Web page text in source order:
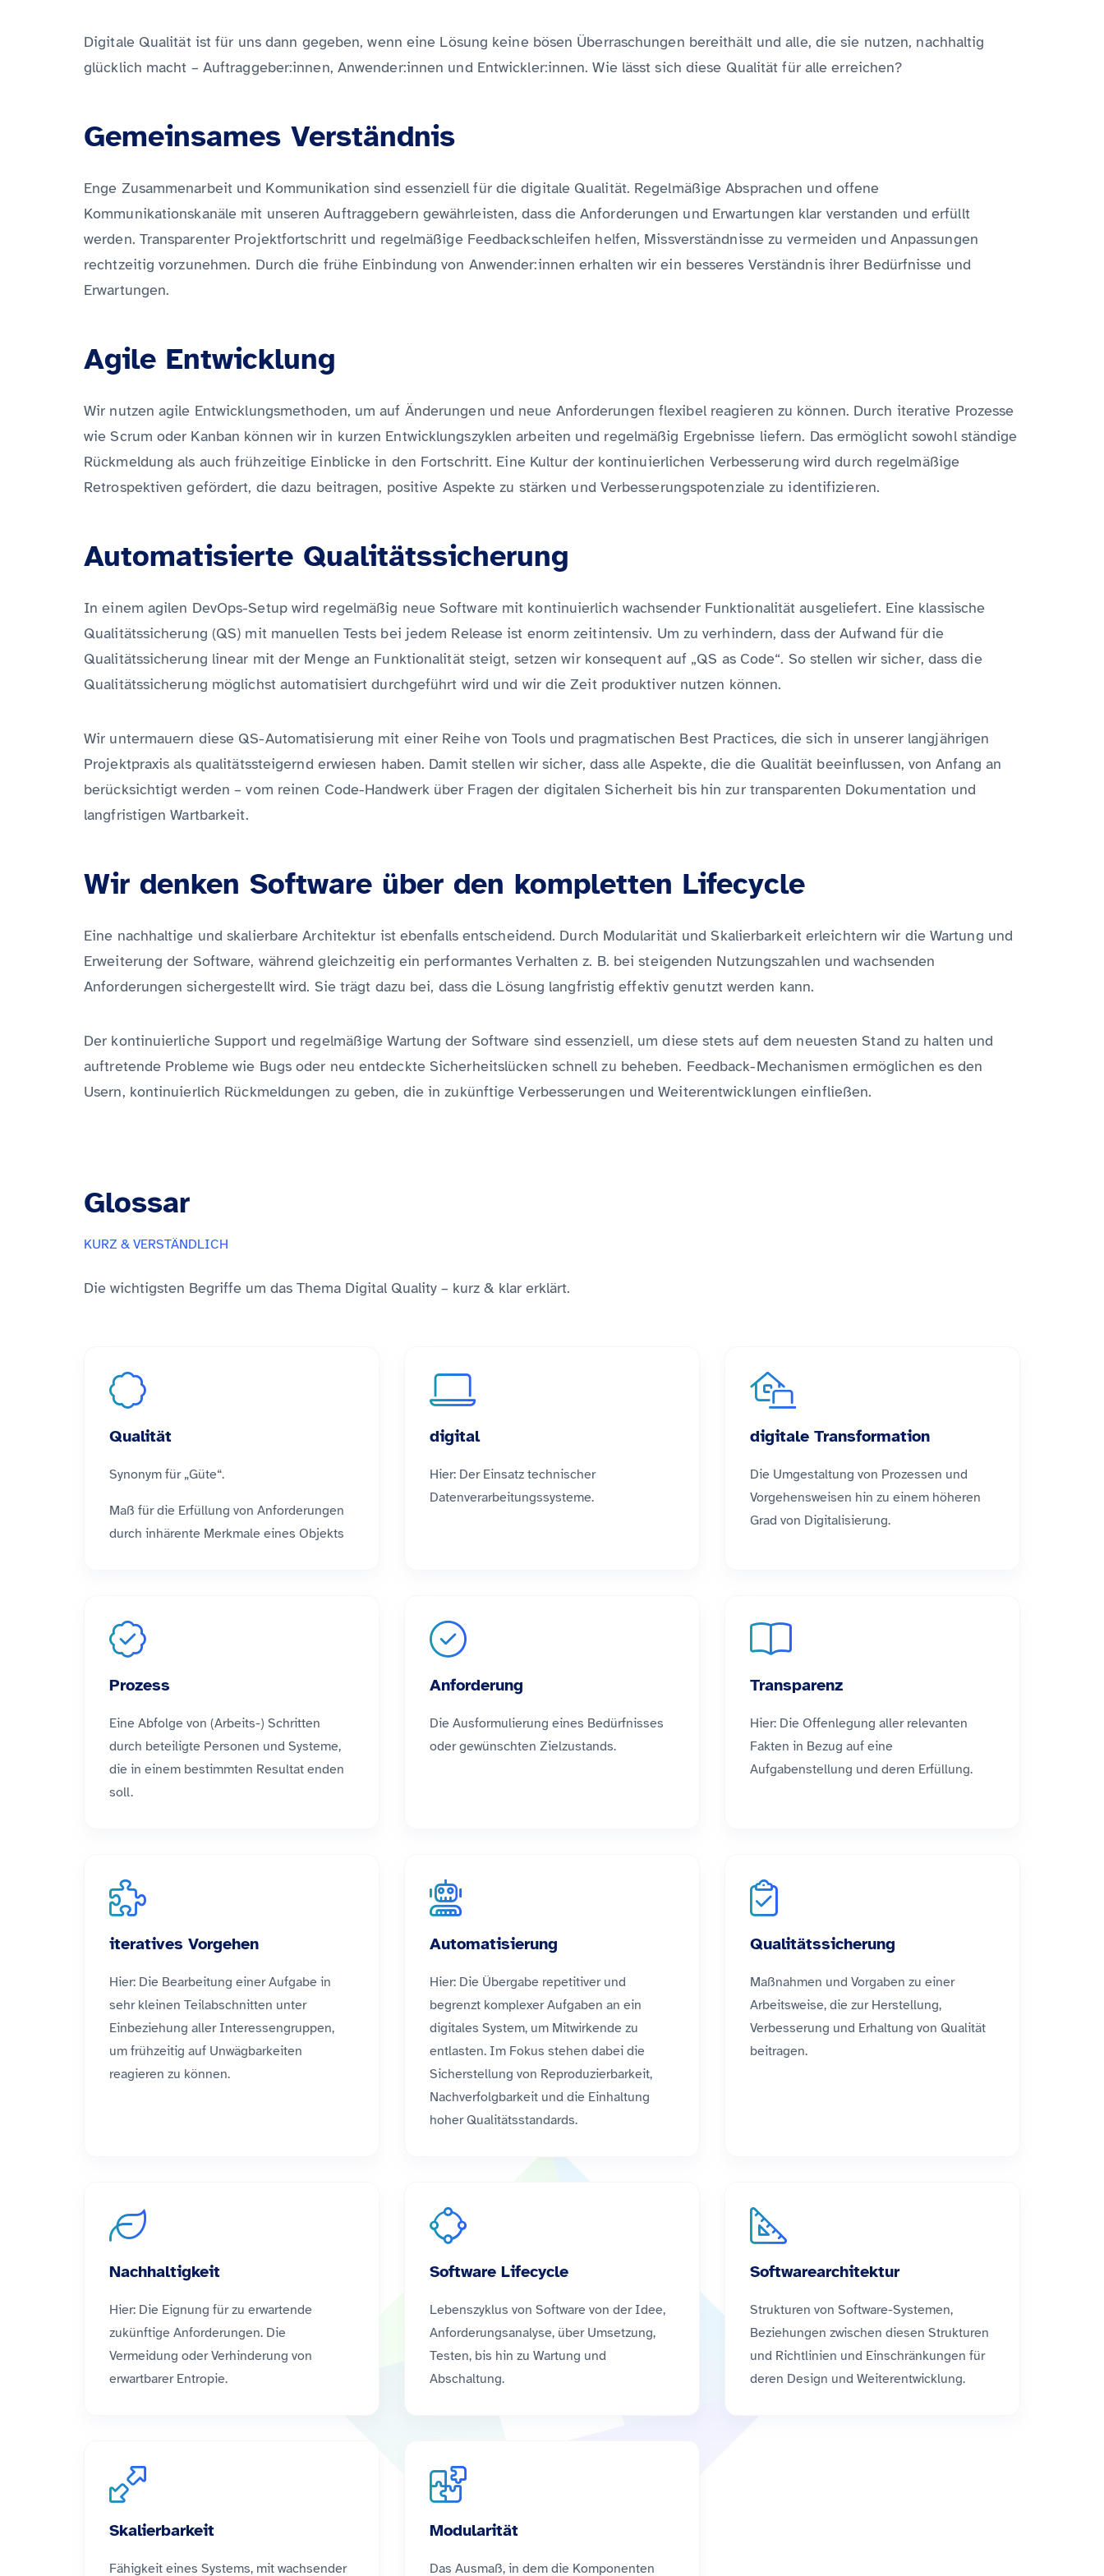
Digitale Qualität ist für uns dann gegeben, wenn eine Lösung keine bösen Überraschungen bereithält und alle, die sie nutzen, nachhaltig
glücklich macht – Auftraggeber:innen, Anwender:innen und Entwickler:innen. Wie lässt sich diese Qualität für alle erreichen?
Gemeinsames Verständnis
Enge Zusammenarbeit und Kommunikation sind essenziell für die digitale Qualität. Regelmäßige Absprachen und offene
Kommunikationskanäle mit unseren Auftraggebern gewährleisten, dass die Anforderungen und Erwartungen klar verstanden und erfüllt
werden. Transparenter Projektfortschritt und regelmäßige Feedbackschleifen helfen, Missverständnisse zu vermeiden und Anpassungen
rechtzeitig vorzunehmen. Durch die frühe Einbindung von Anwender:innen erhalten wir ein besseres Verständnis ihrer Bedürfnisse und
Erwartungen.
Agile Entwicklung
Wir nutzen agile Entwicklungsmethoden, um auf Änderungen und neue Anforderungen flexibel reagieren zu können. Durch iterative Prozesse
wie Scrum oder Kanban können wir in kurzen Entwicklungszyklen arbeiten und regelmäßig Ergebnisse liefern. Das ermöglicht sowohl ständige
Rückmeldung als auch frühzeitige Einblicke in den Fortschritt. Eine Kultur der kontinuierlichen Verbesserung wird durch regelmäßige
Retrospektiven gefördert, die dazu beitragen, positive Aspekte zu stärken und Verbesserungspotenziale zu identifizieren.
Automatisierte Qualitätssicherung
In einem agilen DevOps-Setup wird regelmäßig neue Software mit kontinuierlich wachsender Funktionalität ausgeliefert. Eine klassische
Qualitätssicherung (QS) mit manuellen Tests bei jedem Release ist enorm zeitintensiv. Um zu verhindern, dass der Aufwand für die
Qualitätssicherung linear mit der Menge an Funktionalität steigt, setzen wir konsequent auf „QS as Code“. So stellen wir sicher, dass die
Qualitätssicherung möglichst automatisiert durchgeführt wird und wir die Zeit produktiver nutzen können.
Wir untermauern diese QS-Automatisierung mit einer Reihe von Tools und pragmatischen Best Practices, die sich in unserer langjährigen
Projektpraxis als qualitätssteigernd erwiesen haben. Damit stellen wir sicher, dass alle Aspekte, die die Qualität beeinflussen, von Anfang an
berücksichtigt werden – vom reinen Code-Handwerk über Fragen der digitalen Sicherheit bis hin zur transparenten Dokumentation und
langfristigen Wartbarkeit.
Wir denken Software über den kompletten Lifecycle
Eine nachhaltige und skalierbare Architektur ist ebenfalls entscheidend. Durch Modularität und Skalierbarkeit erleichtern wir die Wartung und
Erweiterung der Software, während gleichzeitig ein performantes Verhalten z. B. bei steigenden Nutzungszahlen und wachsenden
Anforderungen sichergestellt wird. Sie trägt dazu bei, dass die Lösung langfristig effektiv genutzt werden kann.
Der kontinuierliche Support und regelmäßige Wartung der Software sind essenziell, um diese stets auf dem neuesten Stand zu halten und
auftretende Probleme wie Bugs oder neu entdeckte Sicherheitslücken schnell zu beheben. Feedback-Mechanismen ermöglichen es den
Usern, kontinuierlich Rückmeldungen zu geben, die in zukünftige Verbesserungen und Weiterentwicklungen einfließen.
Glossar
KURZ & VERSTÄNDLICH
Die wichtigsten Begriffe um das Thema Digital Quality – kurz & klar erklärt.
Qualität
Synonym für „Güte“.
Maß für die Erfüllung von Anforderungen
durch inhärente Merkmale eines Objekts
digital
Hier: Der Einsatz technischer
Datenverarbeitungssysteme.
digitale Transformation
Die Umgestaltung von Prozessen und
Vorgehensweisen hin zu einem höheren
Grad von Digitalisierung.
Prozess
Eine Abfolge von (Arbeits-) Schritten
durch beteiligte Personen und Systeme,
die in einem bestimmten Resultat enden
soll.
Anforderung
Die Ausformulierung eines Bedürfnisses
oder gewünschten Zielzustands.
Transparenz
Hier: Die Offenlegung aller relevanten
Fakten in Bezug auf eine
Aufgabenstellung und deren Erfüllung.
iteratives Vorgehen
Hier: Die Bearbeitung einer Aufgabe in
sehr kleinen Teilabschnitten unter
Einbeziehung aller Interessengruppen,
um frühzeitig auf Unwägbarkeiten
reagieren zu können.
Automatisierung
Hier: Die Übergabe repetitiver und
begrenzt komplexer Aufgaben an ein
digitales System, um Mitwirkende zu
entlasten. Im Fokus stehen dabei die
Sicherstellung von Reproduzierbarkeit,
Nachverfolgbarkeit und die Einhaltung
hoher Qualitätsstandards.
Qualitätssicherung
Maßnahmen und Vorgaben zu einer
Arbeitsweise, die zur Herstellung,
Verbesserung und Erhaltung von Qualität
beitragen.
Nachhaltigkeit
Hier: Die Eignung für zu erwartende
zukünftige Anforderungen. Die
Vermeidung oder Verhinderung von
erwartbarer Entropie.
Software Lifecycle
Lebenszyklus von Software von der Idee,
Anforderungsanalyse, über Umsetzung,
Testen, bis hin zu Wartung und
Abschaltung.
Softwarearchitektur
Strukturen von Software-Systemen,
Beziehungen zwischen diesen Strukturen
und Richtlinien und Einschränkungen für
deren Design und Weiterentwicklung.
Skalierbarkeit
Fähigkeit eines Systems, mit wachsender
Modularität
Das Ausmaß, in dem die Komponenten